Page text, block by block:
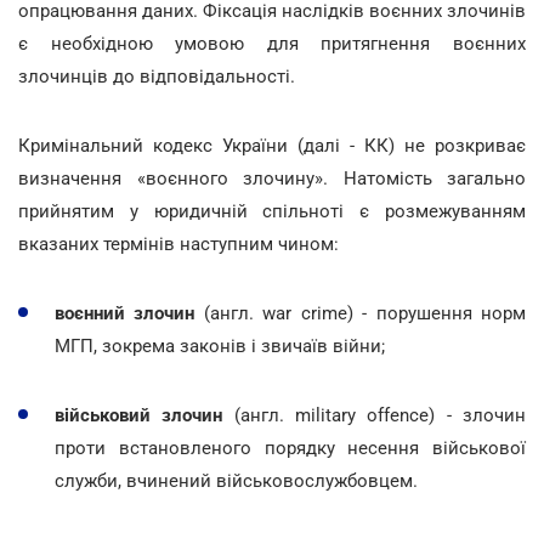
опрацювання даних. Фіксація наслідків воєнних злочинів
є необхідною умовою для притягнення воєнних
злочинців до відповідальності.
Кримінальний кодекс України (далі - КК) не розкриває
визначення «воєнного злочину». Натомість загально
прийнятим у юридичній спільноті є розмежуванням
вказаних термінів наступним чином:
воєнний злочин (англ. war crime) - порушення норм
МГП, зокрема законів і звичаїв війни;
військовий злочин (англ. military offence) - злочин
проти встановленого порядку несення військової
служби, вчинений військовослужбовцем.